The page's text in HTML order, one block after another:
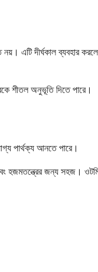
নয়। এটি দীর্ঘকাল ব্যবহার
শীতল অনুভূতি দিতে পারে।
পার্থক্য আনতে পারে।
জন্য সহজ। ওটমিল